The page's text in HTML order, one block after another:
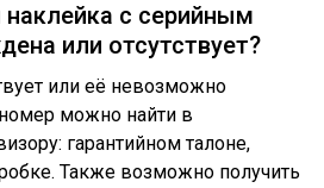
с серийным
или отсутствует?
или её невозможно
можно найти в
гарантийном талоне,
Также возможно получить